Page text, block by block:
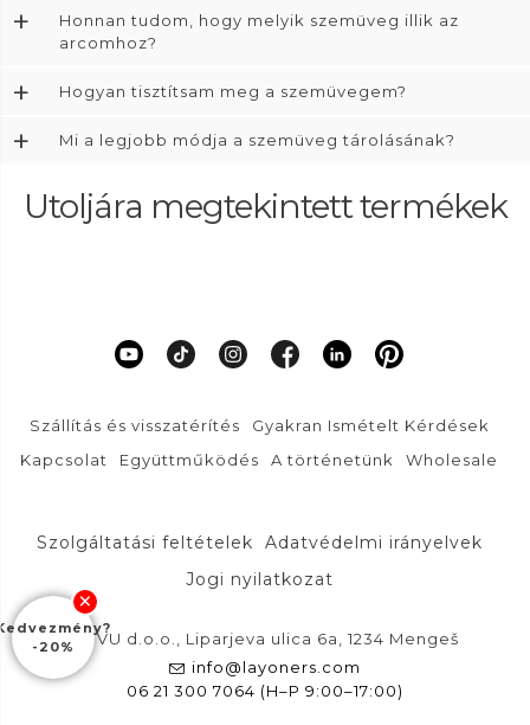
+
Honnan tudom, hogy melyik szemüveg illik az
arcomhoz?
+ Hogyan tisztítsam meg a szemüvegem?
+ Mi a legjobb módja a szemüveg tárolásának?
Utoljára megtekintett termékek
Szállítás és visszatérítés
Gyakran Ismételt Kérdések
Kapcsolat
Együttműködés A történetünk Wholesale
Szolgáltatási feltételek
Adatvédelmi irányelvek
Jogi nyilatkozat
DFVU d.o.o., Liparjeva ulica 6a, 1234 Mengeš
info@layoners.com
06 21 300 7064 (H–P 9:00–17:00)
-20%